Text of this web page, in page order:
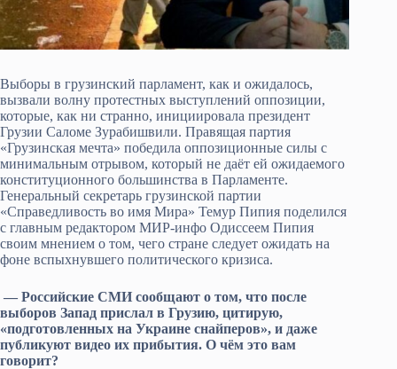
Выборы в грузинский парламент, как и ожидалось,
вызвали волну протестных выступлений оппозиции,
которые, как ни странно, инициировала президент
Грузии Саломе Зурабишвили. Правящая партия
«Грузинская мечта» победила оппозиционные силы с
минимальным отрывом, который не даёт ей ожидаемого
конституционного большинства в Парламенте.
Генеральный секретарь грузинской партии
«Справедливость во имя Мира» Темур Пипия поделился
с главным редактором МИР-инфо Одиссеем Пипия
своим мнением о том, чего стране следует ожидать на
фоне вспыхнувшего политического кризиса.
— Российские СМИ сообщают о том, что после
выборов Запад прислал в Грузию, цитирую,
«подготовленных на Украине снайперов», и даже
публикуют видео их прибытия. О чём это вам
говорит?